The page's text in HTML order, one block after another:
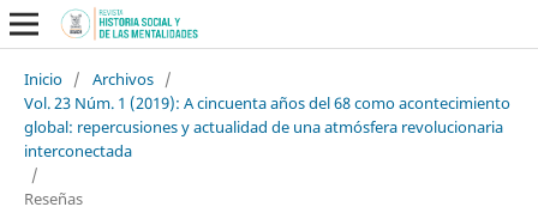
Inicio / Archivos /
Vol. 23 Núm. 1 (2019): A cincuenta años del 68 como acontecimiento
global: repercusiones y actualidad de una atmósfera revolucionaria
interconectada
/
Reseñas